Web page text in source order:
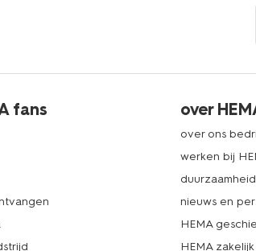
fans over
over ons
werken bij
duurzaamheid
nieuws en
HEMA
HEMA zakelijk